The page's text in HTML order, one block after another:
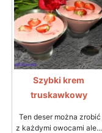
Szybki krem
truskawkowy
Ten deser można zrobić
z każdymi owocami ale...